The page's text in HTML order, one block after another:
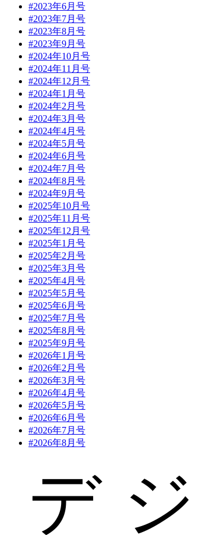
#2023年6月号
#2023年7月号
#2023年8月号
#2023年9月号
#2024年10月号
#2024年11月号
#2024年12月号
#2024年1月号
#2024年2月号
#2024年3月号
#2024年4月号
#2024年5月号
#2024年6月号
#2024年7月号
#2024年8月号
#2024年9月号
#2025年10月号
#2025年11月号
#2025年12月号
#2025年1月号
#2025年2月号
#2025年3月号
#2025年4月号
#2025年5月号
#2025年6月号
#2025年7月号
#2025年8月号
#2025年9月号
#2026年1月号
#2026年2月号
#2026年3月号
#2026年4月号
#2026年5月号
#2026年6月号
#2026年7月号
#2026年8月号